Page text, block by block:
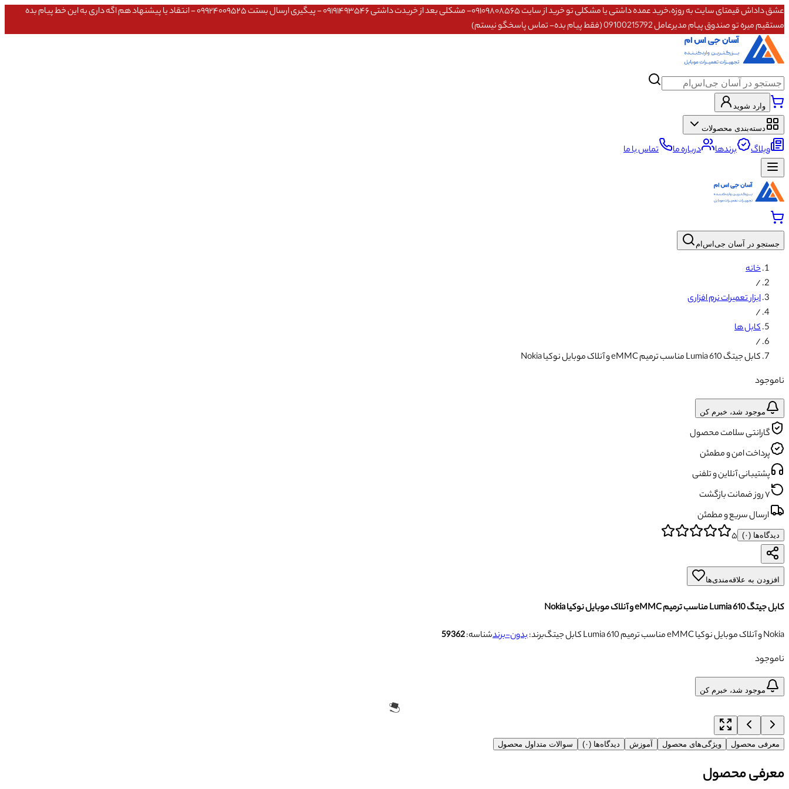
عشق داداش قیمتای سایت به روزه،خرید عمده داشتی یا مشکلی تو خرید از سایت ۰۹۱۰۹۸۰۸۵۶۵- مشکلی بعد از خریدت داشتی ۰۹۱۹۱۴۹۳۵۴۶ - پیگیری ارسال بستت ۰۹۹۲۴۰۰۹۵۲۵ - انتقاد یا پیشنهاد هم اگه داری به این خط پیام بده
مستقیم میره تو صندوق پیام مدیرعامل 09100215792 (فقط پیام بده- تماس پاسخگو نیستم)
وارد شوید
دسته‌بندی محصولات
وبلاگ برندها درباره ما تماس با ما
جستجو در آسان جی‌اس‌ام
خانه
/
ابزار تعمیرات نرم افزاری
/
کابل ها
/
کابل جیتگ Lumia 610 مناسب ترمیم eMMC و آنلاک موبایل نوکیا Nokia
ناموجود
موجود شد، خبرم کن
گارانتی سلامت محصول
پرداخت امن و مطمئن
پشتیبانی آنلاین و تلفنی
۷ روز ضمانت بازگشت
ارسال سریع و مطمئن
دیدگاه‌ها (۰) ۵
افزودن به علاقه‌مندی‌ها
کابل جیتگ Lumia 610 مناسب ترمیم eMMC و آنلاک موبایل نوکیا Nokia
کابل جیتگ Lumia 610 مناسب ترمیم eMMC و آنلاک موبایل نوکیا Nokia
برند:بدون-برندشناسه:59362
ناموجود
موجود شد، خبرم کن
معرفی محصول ویژگی‌های محصول آموزش دیدگاه‌ها (۰) سوالات متداول محصول
معرفی محصول